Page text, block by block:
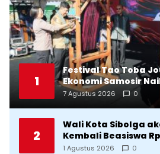
1
Festival Tao Toba
Ekonomi Samosir
Pariwisata Menjadi
Pertumbuhan
7 Agustus 2026 0
2
Wali Kota Sibolga
Kembali Beasiswa
Diproritaskan
1 Agustus 2026 0